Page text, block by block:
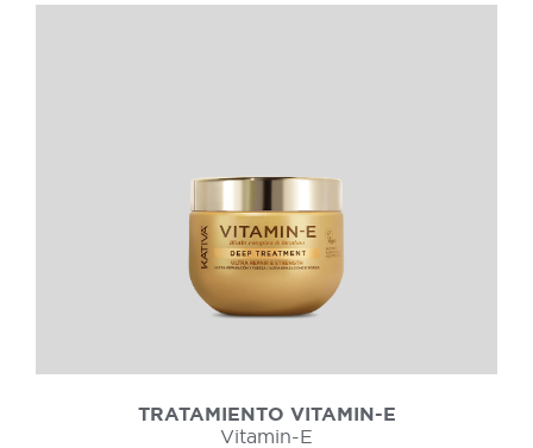
TRATAMIENTO VITAMIN-E
Vitamin-E